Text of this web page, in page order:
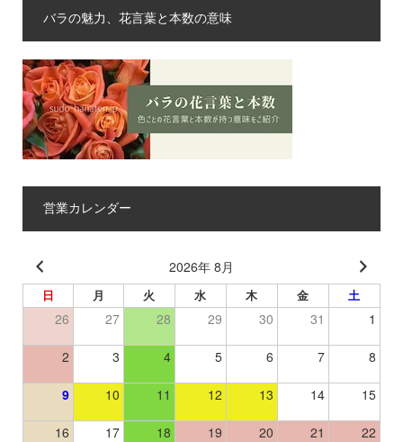
バラの魅力、花言葉と本数の意味
営業カレンダー
2026年 8月
日 月 火 水 木 金 土
26 27 28 29 30 31 1
2 3 4 5 6 7 8
9 10 11 12 13 14 15
16 17 18 19 20 21 22